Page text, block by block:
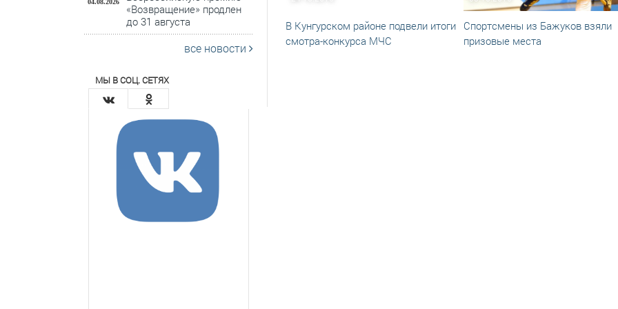
04.08.2026
«Возвращение» продлен
до 31 августа
все новости
МЫ В СОЦ. СЕТЯХ
В Кунгурском районе подвели итоги
смотра-конкурса МЧС
Спортсмены из Бажуков взяли
призовые места